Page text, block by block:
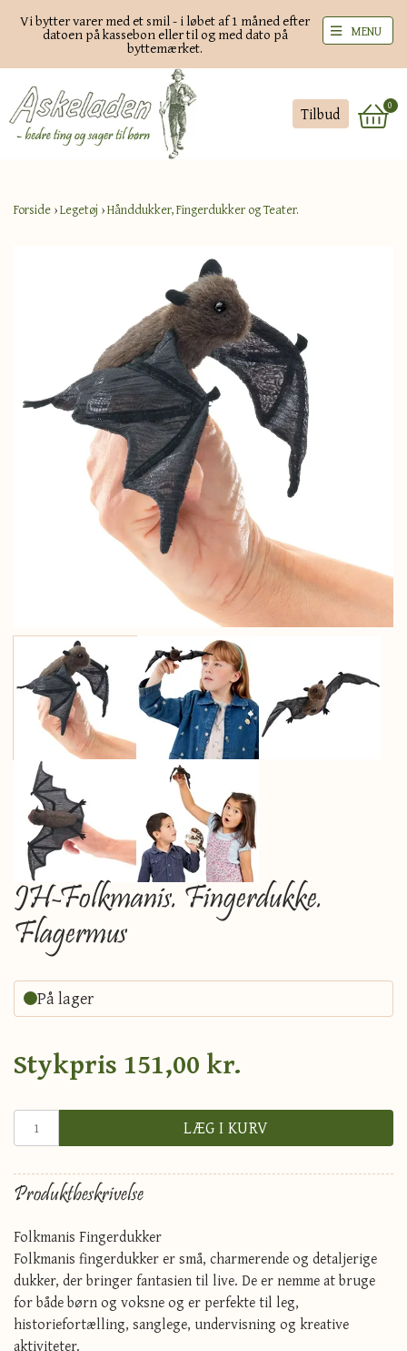
Vi bytter varer med et smil - i løbet af 1 måned efter
datoen på kassebon eller til og med dato på
byttemærket.
Tilbud 0
MENU
Forside ›Legetøj ›Hånddukker, Fingerdukker og Teater.
JH-Folkmanis. Fingerdukke.
Flagermus
På lager
Stykpris 151,00 kr.
LÆG I KURV
Produktbeskrivelse
Folkmanis Fingerdukker
Folkmanis fingerdukker er små, charmerende og detaljerige
dukker, der bringer fantasien til live. De er nemme at bruge
for både børn og voksne og er perfekte til leg,
historiefortælling, sanglege, undervisning og kreative
aktiviteter.